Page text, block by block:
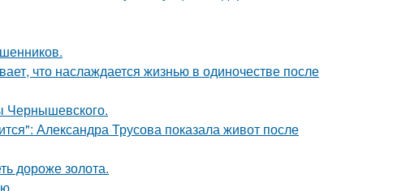
что наслаждается жизнью в одиночестве после
Чернышевского.
Александра Трусова показала живот после
дороже золота.